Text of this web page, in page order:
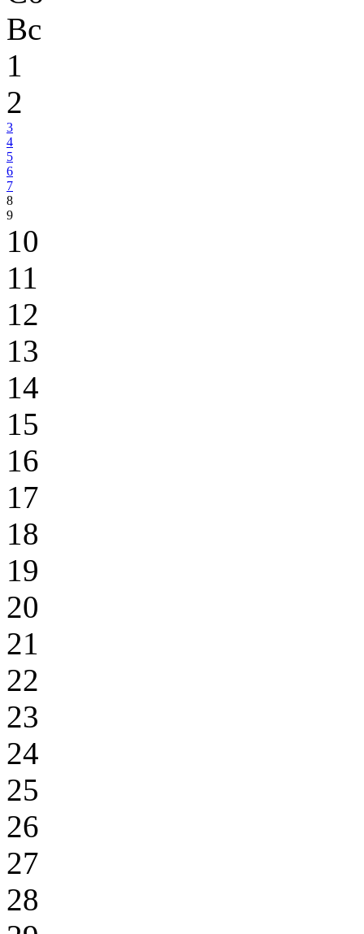
Вс
1
2
3
4
5
6
7
8
9
10
11
12
13
14
15
16
17
18
19
20
21
22
23
24
25
26
27
28